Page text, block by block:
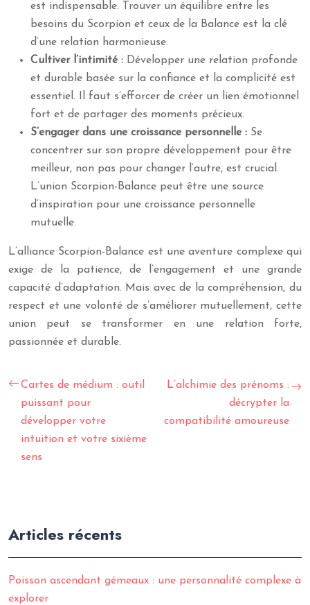
est indispensable. Trouver un équilibre entre les
besoins du Scorpion et ceux de la Balance est la clé
d’une relation harmonieuse.
Cultiver l’intimité : Développer une relation profonde
et durable basée sur la confiance et la complicité est
essentiel. Il faut s’efforcer de créer un lien émotionnel
fort et de partager des moments précieux.
S’engager dans une croissance personnelle : Se
concentrer sur son propre développement pour être
meilleur, non pas pour changer l’autre, est crucial.
L’union Scorpion-Balance peut être une source
d’inspiration pour une croissance personnelle
mutuelle.
L’alliance Scorpion-Balance est une aventure complexe qui
exige de la patience, de l’engagement et une grande
capacité d’adaptation. Mais avec de la compréhension, du
respect et une volonté de s’améliorer mutuellement, cette
union peut se transformer en une relation forte,
passionnée et durable.
Cartes de médium : outil
puissant pour
développer votre
intuition et votre sixième
sens
L’alchimie des prénoms :
décrypter la
compatibilité amoureuse
Articles récents
Poisson ascendant gémeaux : une personnalité complexe à
explorer